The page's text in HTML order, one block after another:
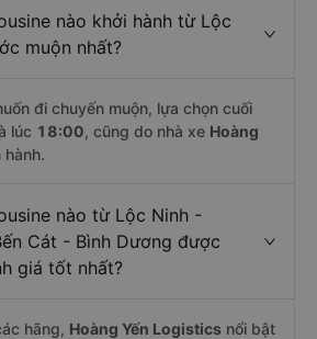
nào khởi hành từ Lộc
muộn nhất?
đi chuyến muộn, lựa chọn cuối
lúc 18:00, cũng do nhà xe Hoàng
hành.
nào từ Lộc Ninh -
Cát - Bình Dương được
giá tốt nhất?
hãng, Hoàng Yến Logistics nổi bật